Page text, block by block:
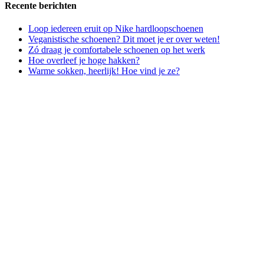
Recente berichten
Loop iedereen eruit op Nike hardloopschoenen
Veganistische schoenen? Dit moet je er over weten!
Zó draag je comfortabele schoenen op het werk
Hoe overleef je hoge hakken?
Warme sokken, heerlijk! Hoe vind je ze?